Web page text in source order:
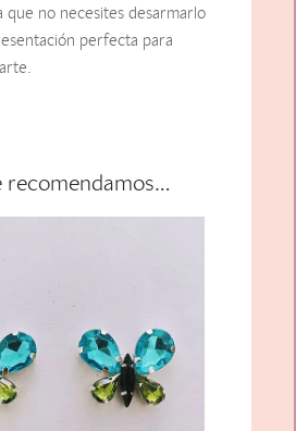
que no necesites desarmarlo
perfecta para
recomendamos…